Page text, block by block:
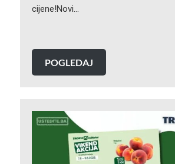
cijene!Novi…
POGLEDAJ